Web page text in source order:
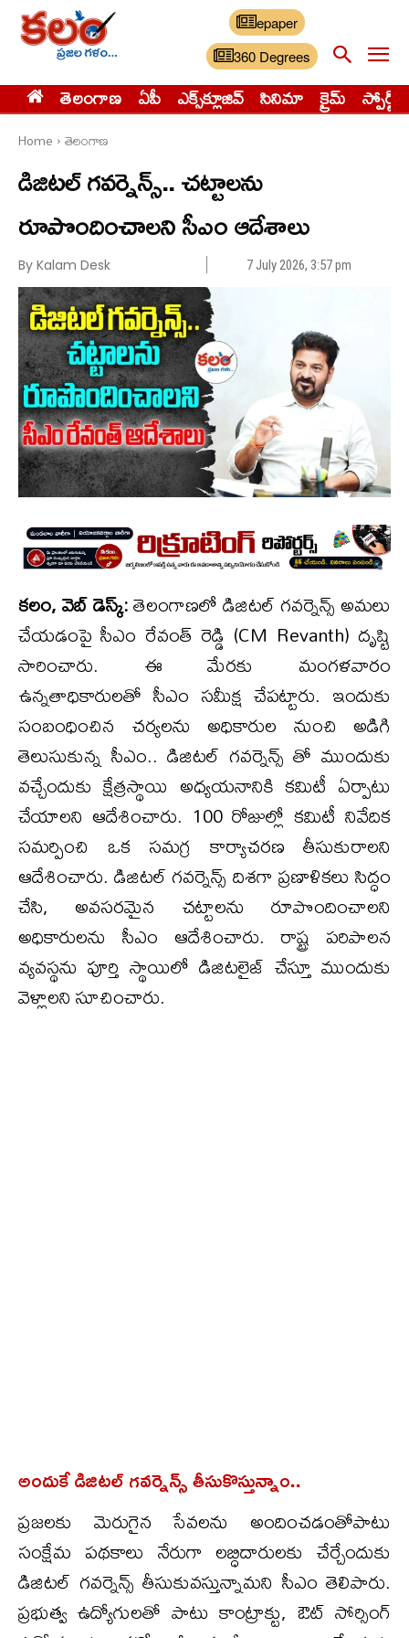
epaper
360 Degrees
తెలంగాణ ఏపీ ఎక్స్‌క్లూజివ్‌ సినిమా క్రైమ్ స్పోర్ట్స్
Home తెలంగాణ
డిజిటల్ గవర్నెన్స్.. చట్టాలను
రూపొందించాలని సీఎం ఆదేశాలు
By Kalam Desk 7 July 2026, 3:57 pm
కలం, వెబ్ డెస్క్:తెలంగాణలో డిజిటల్ గవర్నెన్స్ అమలు
చేయడంపై సీఎం రేవంత్ రెడ్డి (CM Revanth) దృష్టి
సారించారు. ఈ మేరకు మంగళవారం
ఉన్నతాధికారులతో సీఎం సమీక్ష చేపట్టారు. ఇందుకు
సంబంధించిన చర్యలను అధికారుల నుంచి అడిగి
తెలుసుకున్న సీఎం.. డిజిటల్ గవర్నెన్స్ తో ముందుకు
వచ్చేందుకు క్షేత్రస్థాయి అధ్యయనానికి కమిటీ ఏర్పాటు
చేయాలని ఆదేశించారు. 100 రోజుల్లో కమిటీ నివేదిక
సమర్పించి ఒక సమగ్ర కార్యాచరణ తీసుకురాలని
ఆదేశించారు. డిజిటల్ గవర్నెన్స్ దిశగా ప్రణాళికలు సిద్ధం
చేసి, అవసరమైన చట్టాలను రూపొందించాలని
అధికారులను సీఎం ఆదేశించారు. రాష్ట్ర పరిపాలన
వ్యవస్థను పూర్తి స్థాయిలో డిజిటలైజ్ చేస్తూ ముందుకు
వెళ్లాలని సూచించారు.
అందుకే డిజిటల్ గవర్నెన్స్ తీసుకొస్తున్నాం..
ప్రజలకు మెరుగైన సేవలను అందించడంతోపాటు
సంక్షేమ పథకాలు నేరుగా లబ్ధిదారులకు చేర్చేందుకు
డిజిటల్ గవర్నెన్స్ తీసుకువస్తున్నామని సీఎం తెలిపారు.
ప్రభుత్వ ఉద్యోగులతో పాటు కాంట్రాక్టు, ఔట్ సోర్సింగ్